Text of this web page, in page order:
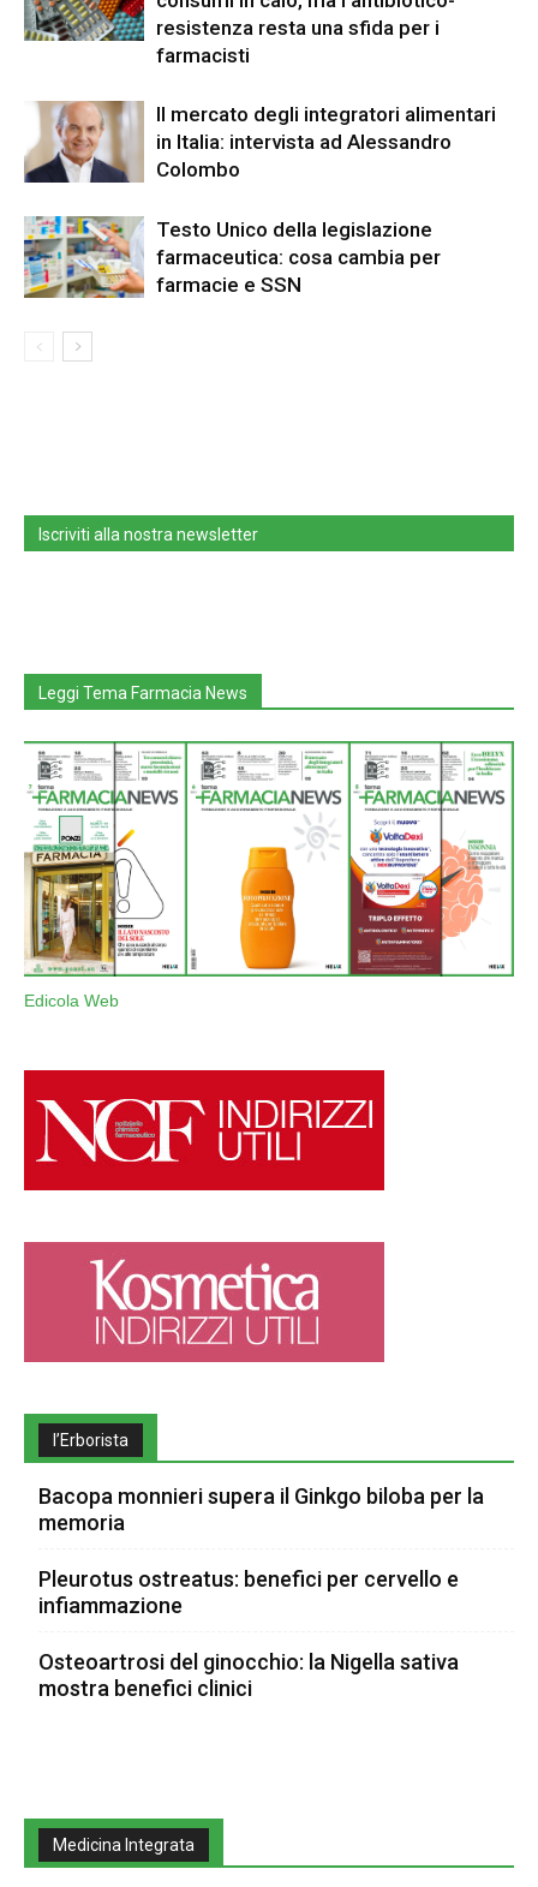
resistenza resta una sfida per i
farmacisti
Il mercato degli integratori alimentari
in Italia: intervista ad Alessandro
Colombo
Testo Unico della legislazione
farmaceutica: cosa cambia per
farmacie e SSN
Iscriviti alla nostra newsletter
Leggi Tema Farmacia News
Edicola Web
l’Erborista
Bacopa monnieri supera il Ginkgo biloba per la
memoria
Pleurotus ostreatus: benefici per cervello e
infiammazione
Osteoartrosi del ginocchio: la Nigella sativa
mostra benefici clinici
Medicina Integrata